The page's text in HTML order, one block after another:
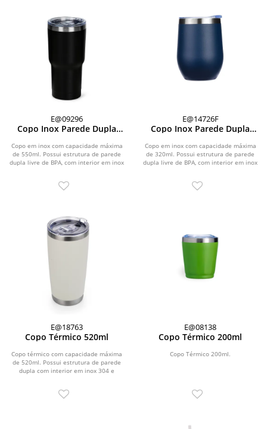
E@09296
Copo Inox Parede Dupla
Copo em inox com capacidade máxima
de 550ml. Possui estrutura de parede
dupla livre de BPA, com interior em inox
E@14726F
Copo Inox Parede Dupla
Copo em inox com capacidade máxima
de 320ml. Possui estrutura de parede
dupla livre de BPA, com interior em inox
E@18763
Copo Térmico 520ml
Copo térmico com capacidade máxima
de 520ml. Possui estrutura de parede
dupla com interior em inox 304 e
E@08138
Copo Térmico 200ml
Copo Térmico 200ml.